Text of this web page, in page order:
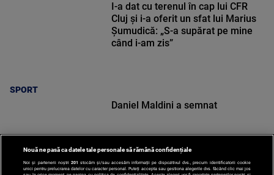
SPORT
I-a dat cu terenul în cap lui CFR
Cluj și i-a oferit un sfat lui Marius
Șumudică: „S-a supărat pe mine
când i-am zis”
Daniel Maldini a semnat
Nouă ne pasă ca datele tale personale să rămână confidențiale
Noi și partenerii noștri 201 stocăm și/sau accesăm informații pe dispozitivul dvs., precum identificatorii cookie
unici pentru prelucrarea datelor cu caracter personal. Puteți accepta sau gestiona alegerile dvs. făcând clic mai jos